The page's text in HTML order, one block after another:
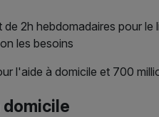
2h hebdomadaires pour le
les besoins
l'aide à domicile et 700
domicile